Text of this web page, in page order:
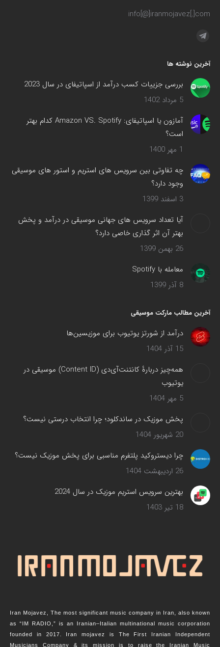
info[@]iranmojavez[.]com
مارا در اینجا پیدا کنید:
تلگرام
در
پنجره
جدید
می‌شود
آخرین نوشته ها
بررسی جزییات کسب درآمد از اسپاتیفای در سال 2023
5 مرداد 1402
آمازون یا اسپاتیفای: Amazon VS. Spotify کدام بهتر
است؟
1 مهر 1400
چه تفاوتی بین سرویس های استریم و استور های موسیقی
وجود دارد؟
3 اسفند 1399
آیا تعداد سرویس های جهانی موسیقی در درآمد و پخش
بهتر آن اثر گذاری خاصی دارد؟
26 بهمن 1399
معامله با Spotify
8 آذر 1399
آخرین مطالب مارکت موسیقی
درآمد از شورتز یوتیوب برای موزیسین‌ها
15 آذر 1404
همه‌چیز دربارهٔ کانتنت‌آی‌دی (Content ID) موسیقی در
یوتیوب
5 مهر 1404
پخش موزیک در ساندکلود؛ چرا انتخاب درستی نیست؟
20 شهریور 1404
چرا دیستروکید پلتفرم مناسبی برای پخش موزیک نیست؟
26 اردیبهشت 1404
بهترین سرویس‌ استریم موزیک در سال 2024
18 تیر 1403
Iran Mojavez, The most significant music company in Iran, also known
as “IM RADIO,” is an Iranian–Italian multinational music corporation
founded in 2017. Iran mojavez is The First Iranian Independent
Musicians Company & its mission is to raise the Iranian Music